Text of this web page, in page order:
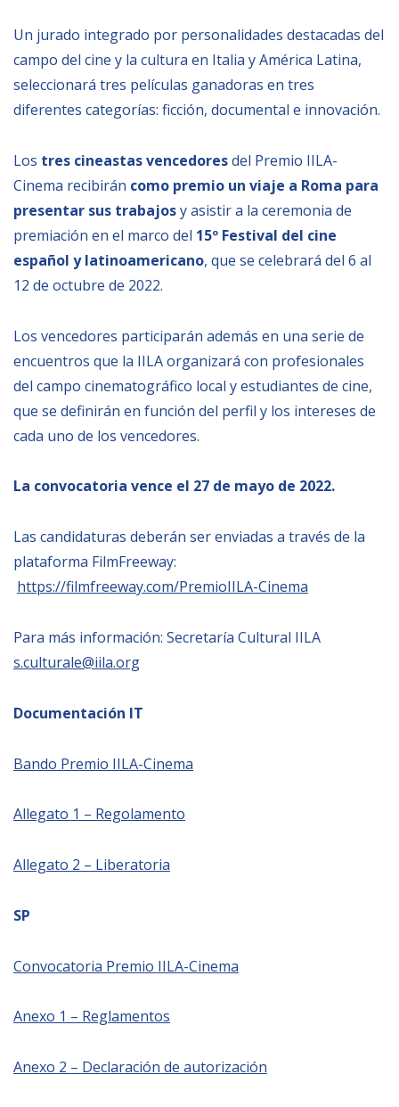
NEWSLETTER
Un jurado integrado por personalidades destacadas del
campo del cine y la cultura en Italia y América Latina,
seleccionará tres películas ganadoras en tres
diferentes categorías: ficción, documental e innovación.
Los tres cineastas vencedoresdel Premio IILA-
Cinema recibirán como premio un viaje a Roma para
presentar sus trabajosy asistir a la ceremonia de
premiación en el marco del 15º Festival del cine
español y latinoamericano, que se celebrará del 6 al
12 de octubre de 2022.
Los vencedores participarán además en una serie de
encuentros que la IILA organizará con profesionales
del campo cinematográfico local y estudiantes de cine,
que se definirán en función del perfil y los intereses de
cada uno de los vencedores.
La convocatoria vence el 27 de mayo de 2022.
Las candidaturas deberán ser enviadas a través de la
plataforma FilmFreeway:
https://filmfreeway.com/PremioIILA-Cinema
Para más información: Secretaría Cultural IILA
s.culturale@iila.org
Documentación IT
Bando Premio IILA-Cinema
Allegato 1 – Regolamento
Allegato 2 – Liberatoria
SP
Convocatoria Premio IILA-Cinema
Anexo 1 – Reglamentos
Anexo 2 – Declaración de autorización